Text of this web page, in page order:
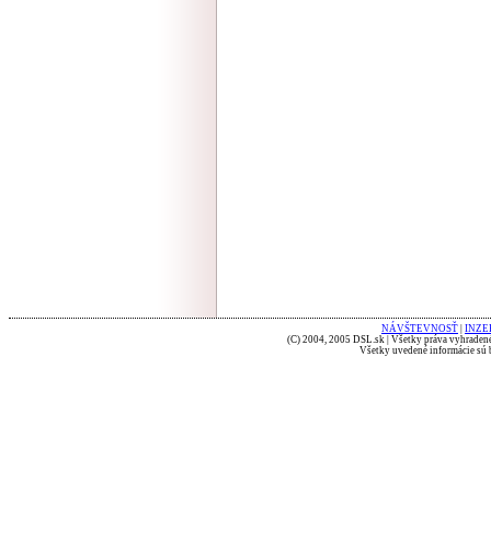
NÁVŠTEVNOSŤ
(C) 2004, 2005 DSL.sk | Všetky práva
Všetky uvedené informácie sú